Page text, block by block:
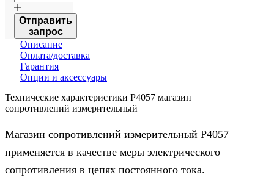
Отправить
запрос
Описание
Оплата/доставка
Гарантия
Опции и аксессуары
Технические характеристики Р4057 магазин
сопротивлений измерительный
Магазин сопротивлений измерительный Р4057
применяется в качестве меры электрического
сопротивления в цепях постоянного тока.